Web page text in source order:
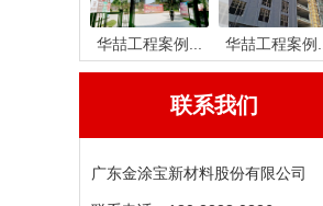
华喆工程案例... 华喆工程案例...
联系我们
广东金涂宝新材料股份有限公司